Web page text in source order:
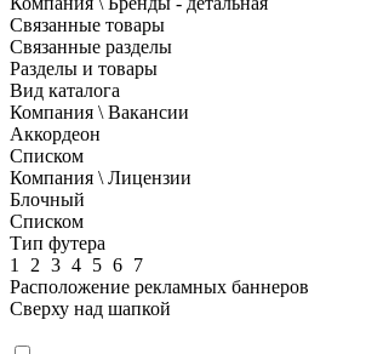
Связанные товары
Связанные разделы
Разделы и товары
Вид каталога
Компания \ Вакансии
Аккордеон
Списком
Компания \ Лицензии
Блочный
Списком
Тип футера
1
2 3 4 5 6 7
Расположение рекламных баннеров
Сверху над шапкой